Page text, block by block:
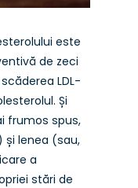
este
de zeci
LDL-
Și
frumos spus,
și lenea (sau,
a
stări de